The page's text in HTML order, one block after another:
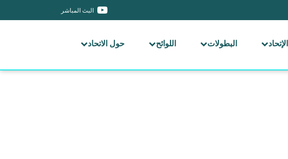
البث المباشر
البطولات اللوائح حول الاتحاد